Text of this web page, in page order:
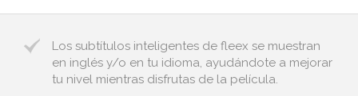
Los subtítulos inteligentes de fleex se muestran
en inglés y/o en tu idioma, ayudándote a mejorar
tu nivel mientras disfrutas de la película.